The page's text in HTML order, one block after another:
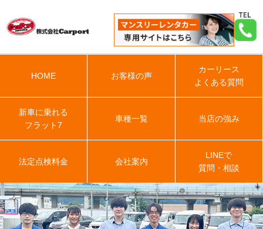
HOME お客様の声
カーリース
よくある質問
新車に乗れる
フラット7
車種一覧 当店の強み
法定点検料金 会社案内
LINEで
質問・相談